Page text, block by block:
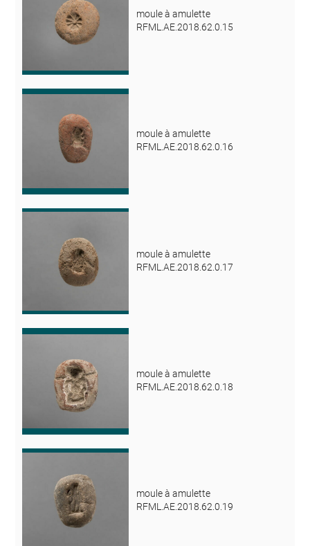
moule à amulette
RFML.AE.2018.62.0.15
moule à amulette
RFML.AE.2018.62.0.16
moule à amulette
RFML.AE.2018.62.0.17
moule à amulette
RFML.AE.2018.62.0.18
moule à amulette
RFML.AE.2018.62.0.19